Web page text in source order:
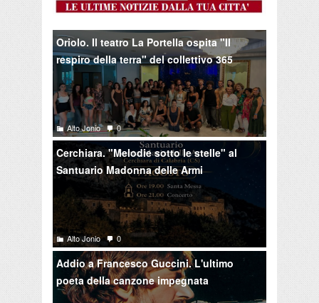
Oriolo. Il teatro La Portella ospita "Il
respiro della terra" del collettivo 365
Alto Jonio 0
Cerchiara. "Melodie sotto le stelle" al
Santuario Madonna delle Armi
Alto Jonio 0
Addio a Francesco Guccini. L'ultimo
poeta della canzone impegnata